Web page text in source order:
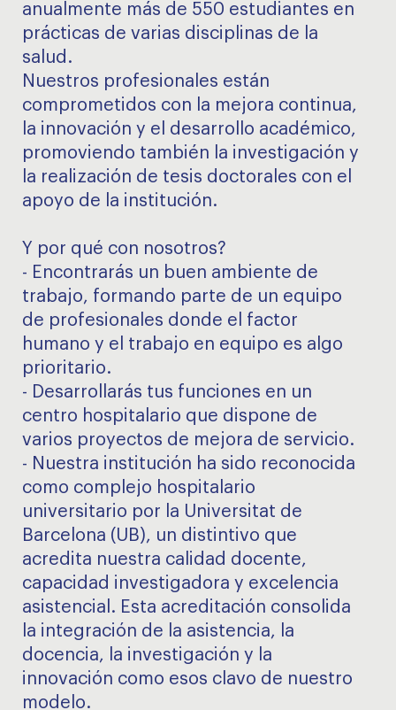
anualmente más de 550 estudiantes en
prácticas de varias disciplinas de la
salud.
Nuestros profesionales están
comprometidos con la mejora continua,
la innovación y el desarrollo académico,
promoviendo también la investigación y
la realización de tesis doctorales con el
apoyo de la institución.
Y por qué con nosotros?
- Encontrarás un buen ambiente de
trabajo, formando parte de un equipo
de profesionales donde el factor
humano y el trabajo en equipo es algo
prioritario.
- Desarrollarás tus funciones en un
centro hospitalario que dispone de
varios proyectos de mejora de servicio.
- Nuestra institución ha sido reconocida
como complejo hospitalario
universitario por la Universitat de
Barcelona (UB), un distintivo que
acredita nuestra calidad docente,
capacidad investigadora y excelencia
asistencial. Esta acreditación consolida
la integración de la asistencia, la
docencia, la investigación y la
innovación como esos clavo de nuestro
modelo.